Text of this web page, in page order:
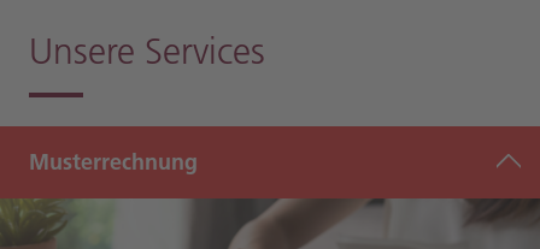
Unsere Services
Musterrechnung